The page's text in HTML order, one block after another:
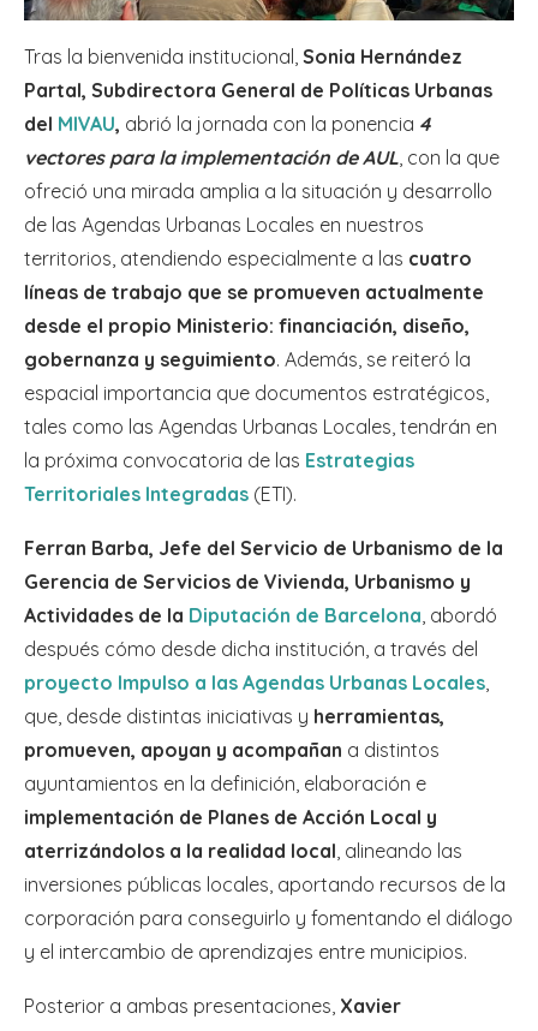
Tras la bienvenida institucional, Sonia Hernández
Partal, Subdirectora General de Políticas Urbanas
del MIVAU, abrió la jornada con la ponencia 4
vectores para la implementación de AUL, con la que
ofreció una mirada amplia a la situación y desarrollo
de las Agendas Urbanas Locales en nuestros
territorios, atendiendo especialmente a las cuatro
líneas de trabajo que se promueven actualmente
desde el propio Ministerio: financiación, diseño,
gobernanza y seguimiento. Además, se reiteró la
espacial importancia que documentos estratégicos,
tales como las Agendas Urbanas Locales, tendrán en
la próxima convocatoria de las Estrategias
Territoriales Integradas (ETI).
Ferran Barba, Jefe del Servicio de Urbanismo de la
Gerencia de Servicios de Vivienda, Urbanismo y
Actividades de la Diputación de Barcelona, abordó
después cómo desde dicha institución, a través del
proyecto Impulso a las Agendas Urbanas Locales,
que, desde distintas iniciativas y herramientas,
promueven, apoyan y acompañan a distintos
ayuntamientos en la definición, elaboración e
implementación de Planes de Acción Local y
aterrizándolos a la realidad local, alineando las
inversiones públicas locales, aportando recursos de la
corporación para conseguirlo y fomentando el diálogo
y el intercambio de aprendizajes entre municipios.
Posterior a ambas presentaciones, Xavier